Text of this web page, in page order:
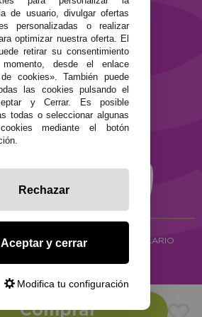
Comprar
y condiciones de uso
de privacidad
Política de cookies
ECOLÓGICA Y HERBOLARIO
de usuario, divulgar ofertas
personalizadas o realizar
optimizar nuestra oferta. El
retirar su consentimiento
desde el enlace
cookies». También puede
las cookies pulsando el
y Cerrar. Es posible
todas o seleccionar algunas
mediante el botón
Rechazar
Aceptar y cerrar
Modifica tu configuración